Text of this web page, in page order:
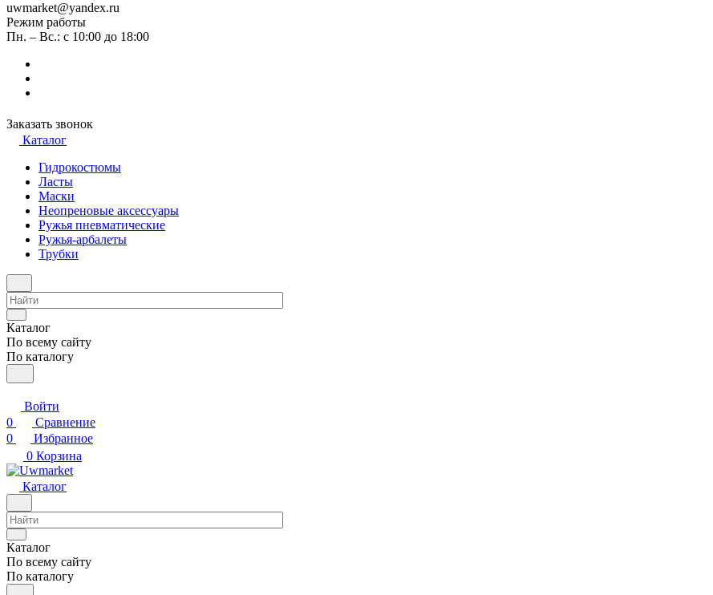
uwmarket@yandex.ru
Режим работы
Пн. – Вс.: с 10:00 до 18:00
Заказать звонок
Каталог
Гидрокостюмы
Ласты
Маски
Неопреновые аксессуары
Ружья пневматические
Ружья-арбалеты
Трубки
Каталог
По всему сайту
По каталогу
Войти
0
Сравнение
0
Избранное
0 Корзина
Каталог
Каталог
По всему сайту
По каталогу